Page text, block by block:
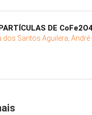
DE
dos Santos Aguilera; André